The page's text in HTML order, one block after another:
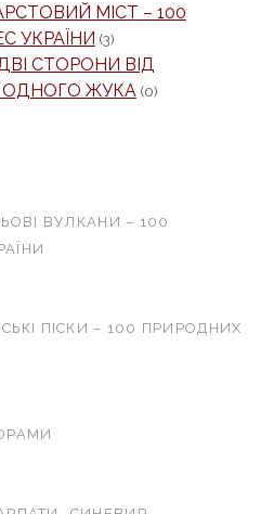
МІСТ – 100
УКРАЇНИ (3)
СТОРОНИ ВІД
ОДНОГО ЖУКА (0)
ВУЛКАНИ – 100
ПІСКИ – 100 ПРИРОДНИХ